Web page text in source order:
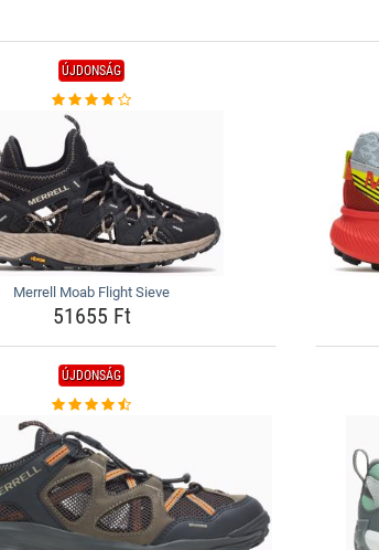
ÚJDONSÁG
Merrell Moab Flight Sieve
51655 Ft
ÚJDONSÁG